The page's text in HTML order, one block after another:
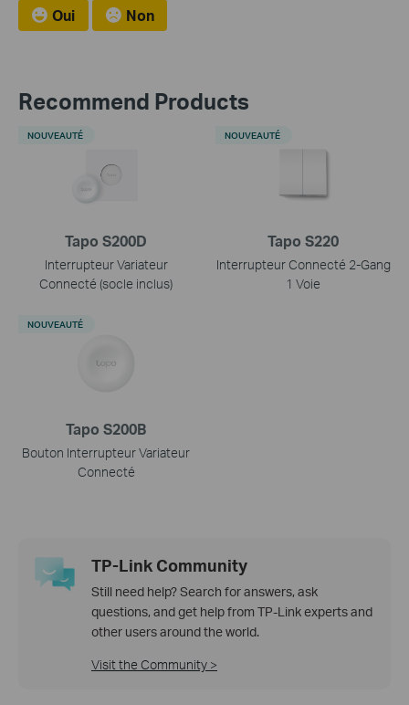
Oui Non
Recommend Products
Tapo S200D
Interrupteur Variateur
Connecté (socle inclus)
NOUVEAUTÉ
Tapo S220
Interrupteur Connecté 2-Gang
1 Voie
NOUVEAUTÉ
Tapo S200B
Bouton Interrupteur Variateur
Connecté
NOUVEAUTÉ
TP-Link Community
Still need help? Search for answers, ask
questions, and get help from TP-Link experts and
other users around the world.
Visit the Community >